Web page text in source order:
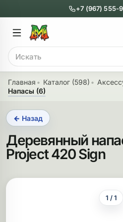
+7 (967) 555-
Поиск
Главное меню
Бонги
бонги
с перколятором
бонги
Главная Каталог (598)
Напасы (6)
← Назад
Деревянный
Project 420 Sign
1 / 1